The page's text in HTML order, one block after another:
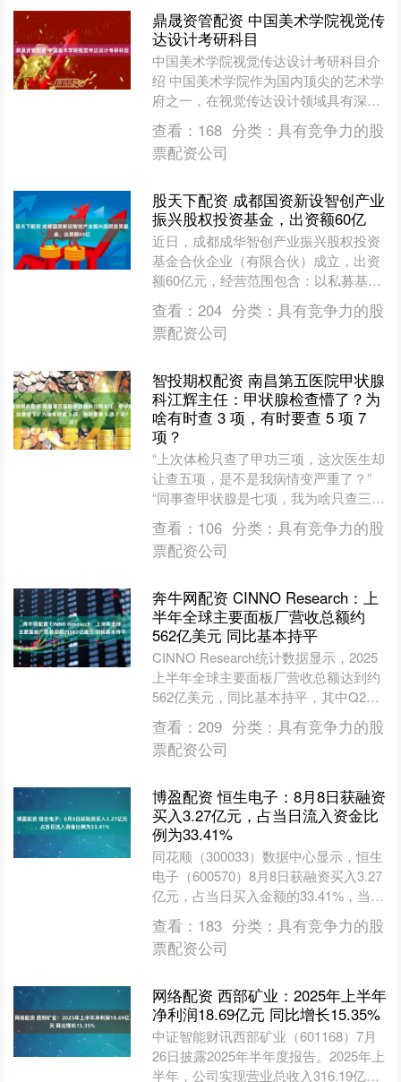
鼎晟资管配资 中国美术学院视觉传
达设计考研科目
中国美术学院视觉传达设计考研科目介
绍 中国美术学院作为国内顶尖的艺术学
府之一，在视觉传达设计领域具有深厚
的学术积淀与广泛的行业影响力。报考
该校视觉传达设计专业硕....
查看： 168 分类： 具有竞争力的股
票配资公司
股天下配资 成都国资新设智创产业
振兴股权投资基金，出资额60亿
近日，成都成华智创产业振兴股权投资
基金合伙企业（有限合伙）成立，出资
额60亿元，经营范围包含：以私募基金
从事股权投资、投资管理、资产管理等
活动。企查查股权穿透显....
查看： 204 分类： 具有竞争力的股
票配资公司
智投期权配资 南昌第五医院甲状腺
科江辉主任：甲状腺检查懵了？为
啥有时查 3 项，有时要查 5 项 7
项？
“上次体检只查了甲功三项，这次医生却
让查五项，是不是我病情变严重了？”
“同事查甲状腺是七项，我为啥只查三
项，会不会漏诊？” 不少人做甲状腺检
查时，都会被 “甲....
查看： 106 分类： 具有竞争力的股
票配资公司
奔牛网配资 CINNO Research：上
半年全球主要面板厂营收总额约
562亿美元 同比基本持平
CINNO Research统计数据显示，2025
上半年全球主要面板厂营收总额达到约
562亿美元，同比基本持平，其中Q2环
比增长约5.8%，同比则下滑4.2%。....
查看： 209 分类： 具有竞争力的股
票配资公司
博盈配资 恒生电子：8月8日获融资
买入3.27亿元，占当日流入资金比
例为33.41%
同花顺（300033）数据中心显示，恒生
电子（600570）8月8日获融资买入3.27
亿元，占当日买入金额的33.41%，当前
融资余额38.15亿元，占流通市值....
查看： 183 分类： 具有竞争力的股
票配资公司
网络配资 西部矿业：2025年上半年
净利润18.69亿元 同比增长15.35%
中证智能财讯西部矿业（601168）7月
26日披露2025年半年度报告。2025年上
半年，公司实现营业总收入316.19亿